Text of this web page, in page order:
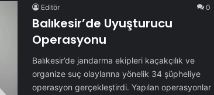
Editör 0
Balıkesir’de Uyuşturucu
Operasyonu
Balıkesir’de jandarma ekipleri kaçakçılık ve
organize suç olaylarına yönelik 34 şüpheliye
operasyon gerçekleştirdi. Yapılan operasyonlar